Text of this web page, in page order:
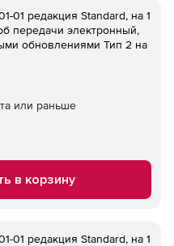
01 редакция Standard, на 1
передачи электронный,
обновлениями Тип 2 на
или раньше
в корзину
01 редакция Standard, на 1